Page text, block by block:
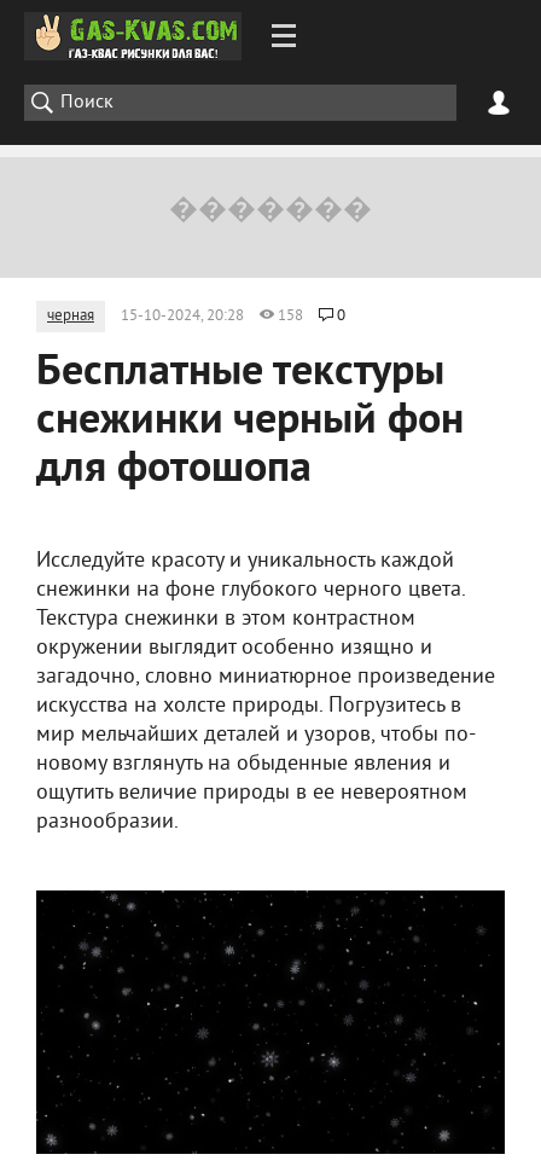
черная 15-10-2024, 20:28 158 0
Бесплатные текстуры
снежинки черный фон
для фотошопа
Исследуйте красоту и уникальность каждой
снежинки на фоне глубокого черного цвета.
Текстура снежинки в этом контрастном
окружении выглядит особенно изящно и
загадочно, словно миниатюрное произведение
искусства на холсте природы. Погрузитесь в
мир мельчайших деталей и узоров, чтобы по-
новому взглянуть на обыденные явления и
ощутить величие природы в ее невероятном
разнообразии.